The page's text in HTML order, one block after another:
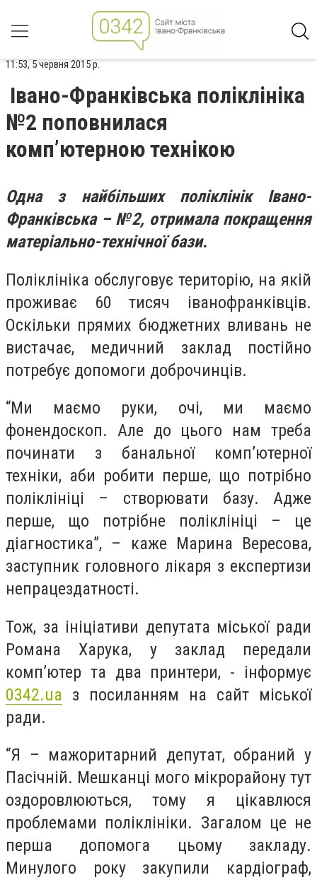
11:53, 5 червня 2015 р.
Івано-Франківська поліклініка
№2 поповнилася
комп’ютерною технікою
Одна з найбільших поліклінік Івано-
Франківська – №2, отримала покращення
матеріально-технічної бази.
Поліклініка обслуговує територію, на якій
проживає 60 тисяч іванофранківців.
Оскільки прямих бюджетних вливань не
вистачає, медичний заклад постійно
потребує допомоги доброчинців.
“Ми маємо руки, очі, ми маємо
фонендоскоп. Але до цього нам треба
починати з банальної комп’ютерної
техніки, аби робити перше, що потрібно
поліклініці – створювати базу. Адже
перше, що потрібне поліклініці – це
діагностика”, – каже Марина Вересова,
заступник головного лікаря з експертизи
непрацездатності.
Тож, за ініціативи депутата міської ради
Романа Харука, у заклад передали
комп’ютер та два принтери, - інформує
0342.ua з посиланням на сайт міської
ради.
“Я – мажоритарний депутат, обраний у
Пасічній. Мешканці мого мікрорайону тут
оздоровлюються, тому я цікавлюся
проблемами поліклініки. Загалом це не
перша допомога цьому закладу.
Минулого року закупили кардіограф,